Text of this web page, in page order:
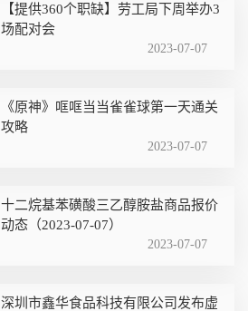
【提供360个职缺】劳工局下周举办3
场配对会
2023-07-07
《原神》哐哐当当雀雀球第一天通关
攻略
2023-07-07
十二烷基苯磺酸三乙醇胺盐商品报价
动态（2023-07-07）
2023-07-07
深圳市鑫华食品科技有限公司发布虚